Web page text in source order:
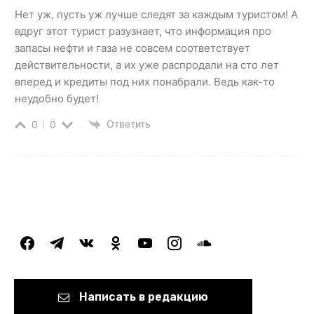
Нет уж, пусть уж лучше следят за каждым туристом! А
вдруг этот турист разузнает, что информация про
запасы нефти и газа не совсем соответствует
действительности, а их уже распродали на сто лет
вперед и кредиты под них понабрали. Ведь как-то
неудобно будет!
0 0 Ответить
facebooktelegramvkontakteodnoklassniki
youtubeinstagramsoundcloud
Написать в редакцию